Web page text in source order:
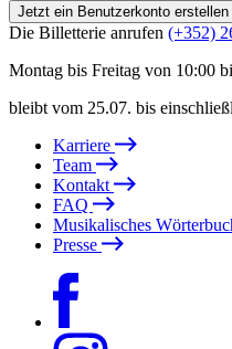
Jetzt ein Benutzerkonto erstellen
Die Billetterie anrufen (+352)
Montag bis Freitag von 10:00
bleibt vom 25.07. bis
Karriere
Team
Kontakt
FAQ
Musikalisches
Presse